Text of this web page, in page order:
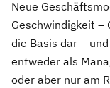
Neue
Geschwindigkeit –
die Basis dar –
entweder als
oder aber nur am